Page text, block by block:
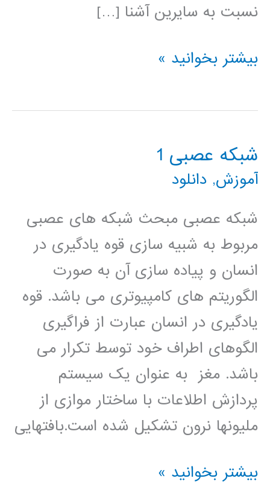
نسبت به سایرین آشنا […]
دانلود
آشنایی
نرم
افزار
های
مفید
ریاضی
بیشتر بخوانید »
شبکه عصبی 1
آموزش, دانلود
شبکه عصبی مبحث شبکه های عصبی
مربوط به شبیه سازی قوه یادگیری در
انسان و پیاده سازی آن به صورت
الگوریتم های کامپیوتری می باشد. قوه
یادگیری در انسان عبارت از فراگیری
الگوهای اطراف خود توسط تکرار می
باشد. مغز به عنوان یک سیستم
پردازش اطلاعات با ساختار موازی از
ملیونها نرون تشکیل شده است.بافتهایی
شبکه
بیشتر بخوانید »